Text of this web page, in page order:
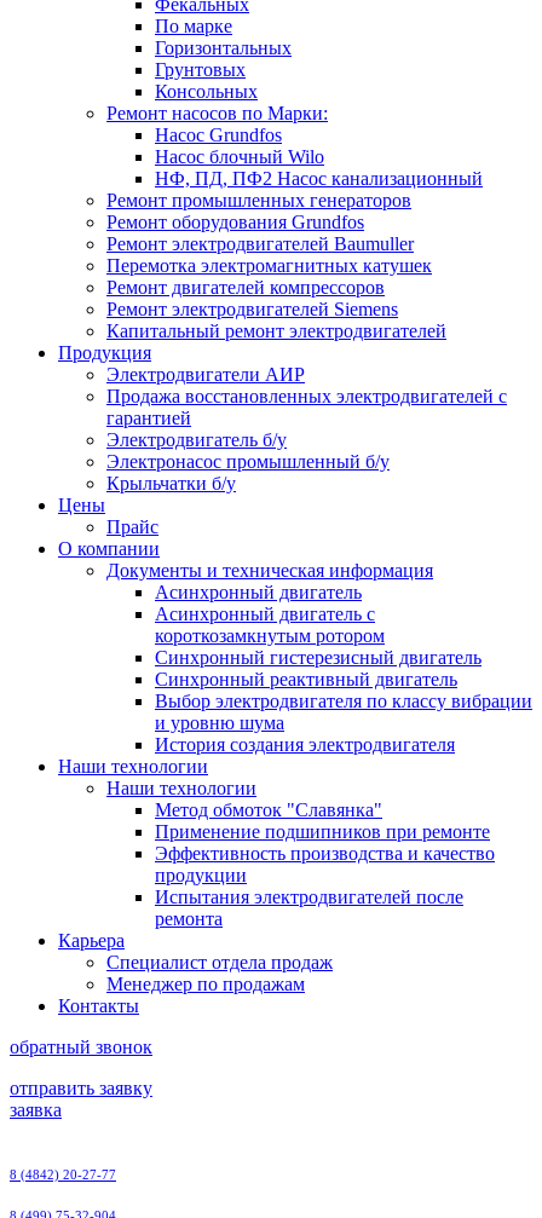
По марке
Горизонтальных
Грунтовых
Консольных
Ремонт насосов по Марки:
Насос Grundfos
Насос блочный Wilo
НФ, ПД, ПФ2 Насос канализационный
Ремонт промышленных генераторов
Ремонт оборудования Grundfos
Ремонт электродвигателей Baumuller
Перемотка электромагнитных катушек
Ремонт двигателей компрессоров
Ремонт электродвигателей Siemens
Капитальный ремонт электродвигателей
Продукция
Электродвигатели АИР
Продажа восстановленных электродвигателей с
гарантией
Электродвигатель б/у
Электронасос промышленный б/у
Крыльчатки б/у
Цены
Прайс
О компании
Документы и техническая информация
Асинхронный двигатель
Асинхронный двигатель с
короткозамкнутым ротором
Синхронный гистерезисный двигатель
Синхронный реактивный двигатель
Выбор электродвигателя по классу вибрации
и уровню шума
История создания электродвигателя
Наши технологии
Наши технологии
Метод обмоток "Славянка"
Применение подшипников при ремонте
Эффективность производства и качество
продукции
Испытания электродвигателей после
ремонта
Карьера
Специалист отдела продаж
Менеджер по продажам
Контакты
обратный звонок
отправить заявку
заявка
8 (4842) 20-27-77